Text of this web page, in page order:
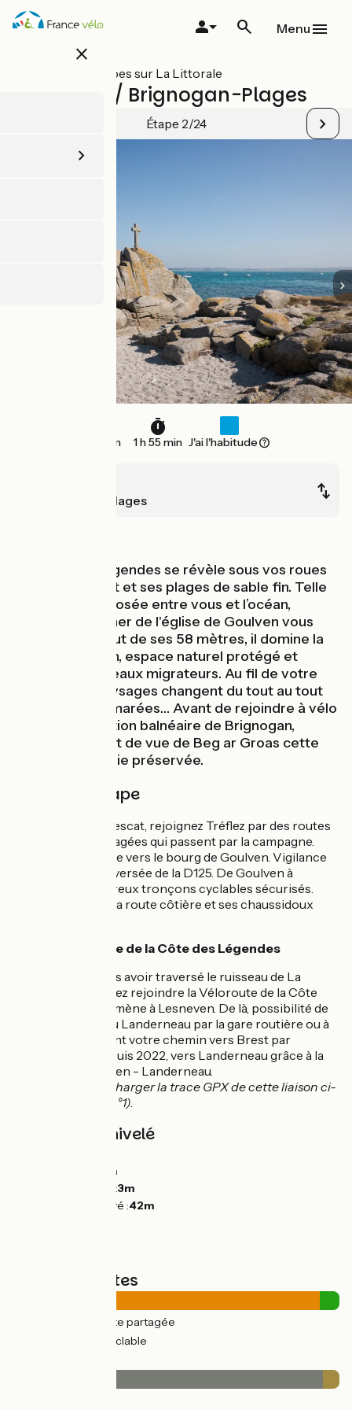
Aller
au
close
Menu
Toutes les étapes sur La Littorale
Plouescat / Brignogan-Plages
Étape 2/24
22 km 1 h 55 min J'ai l'habitude
Brignogan-Plages
La Côte des Légendes se révèle sous vos roues
après Plouescat et ses plages de sable fin. Telle
une sentinelle posée entre vous et l’océan,
l'imposant clocher de l'église de Goulven vous
accueille. Du haut de ses 58 mètres, il domine la
baie de Goulven, espace naturel protégé et
paradis des oiseaux migrateurs. Au fil de votre
pédalée, les paysages changent du tout au tout
au rythme des marées… Avant de rejoindre à vélo
la coquette station balnéaire de Brignogan,
admirez du point de vue de Beg ar Groas cette
remarquable baie préservée.
Détail de l'étape
Du bourg de Plouescat, rejoignez Tréflez par des routes
communales partagées qui passent par la campagne.
Descendez ensuite vers le bourg de Goulven. Vigilance
au niveau de la traversée de la D125. De Goulven à
Plounéour, nombreux tronçons cyclables sécurisés.
Enfin, empruntez la route côtière et ses chaussidoux
Liaison Véloroute de la Côte des Légendes
Tout de suite après avoir traversé le ruisseau de La
Flèche, vous pouvez rejoindre la Véloroute de la Côte
des Légendes qui mène à Lesneven. De là, possibilité de
rejoindre Brest ou Landerneau par la gare routière ou à
vélo en poursuivant votre chemin vers Brest par
Plabennec ou depuis 2022, vers Landerneau grâce à la
Véloroute Lesneven - Landerneau.
Vous pouvez télécharger la trace GPX de cette liaison ci-
dessous (Liaison n°1).
Pentes et dénivelé
94m
Point le plus bas :3m
Point le plus élevé :42m
Types de routes
(94%) Route partagée
(6%) Voie cyclable